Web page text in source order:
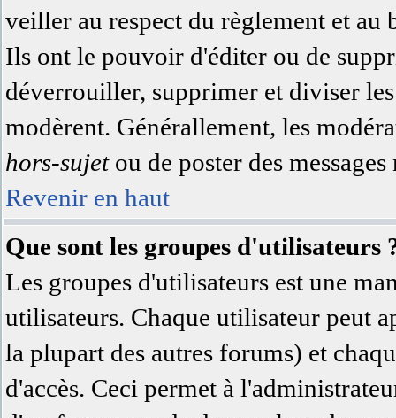
veiller au respect du règlement et
Ils ont le pouvoir d'éditer ou de
déverrouiller, supprimer et diviser
modèrent. Générallement, les
hors-sujetou de poster des
Revenir en haut
Que sont les groupes d'utilisateurs
Les groupes d'utilisateurs est une
utilisateurs. Chaque utilisateur peut
la plupart des autres forums) et
d'accès. Ceci permet à